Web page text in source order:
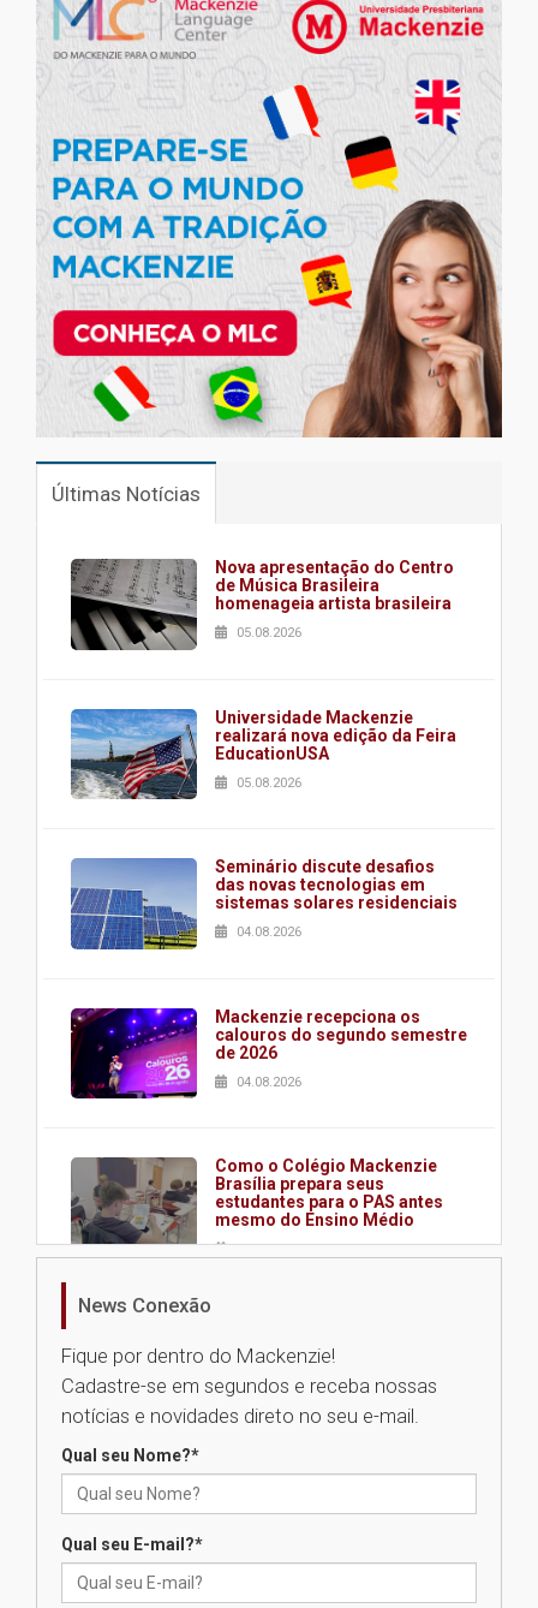
Últimas Notícias
Nova apresentação do Centro
de Música Brasileira
homenageia artista brasileira
05.08.2026
Universidade Mackenzie
realizará nova edição da Feira
EducationUSA
05.08.2026
Seminário discute desafios
das novas tecnologias em
sistemas solares residenciais
04.08.2026
Mackenzie recepciona os
calouros do segundo semestre
de 2026
04.08.2026
Como o Colégio Mackenzie
Brasília prepara seus
estudantes para o PAS antes
mesmo do Ensino Médio
04.08.2026
na educação dos filhos além da
escola
04.08.2026
docentes para debater
News Conexão
Fique por dentro do Mackenzie!
Cadastre-se em segundos e receba nossas
notícias e novidades direto no seu e-mail.
Qual seu Nome?*
Qual seu E-mail?*